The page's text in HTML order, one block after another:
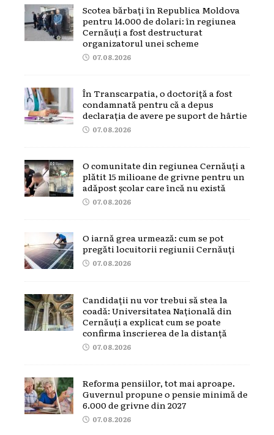
Scotea bărbați în Republica Moldova
pentru 14.000 de dolari: în regiunea
Cernăuți a fost destructurat
organizatorul unei scheme
07.08.2026
În Transcarpatia, o doctoriță a fost
condamnată pentru că a depus
declarația de avere pe suport de hârtie
07.08.2026
O comunitate din regiunea Cernăuți a
plătit 15 milioane de grivne pentru un
adăpost școlar care încă nu există
07.08.2026
O iarnă grea urmează: cum se pot
pregăti locuitorii regiunii Cernăuți
07.08.2026
Candidații nu vor trebui să stea la
coadă: Universitatea Națională din
Cernăuți a explicat cum se poate
confirma înscrierea de la distanță
07.08.2026
Reforma pensiilor, tot mai aproape.
Guvernul propune o pensie minimă de
6.000 de grivne din 2027
07.08.2026